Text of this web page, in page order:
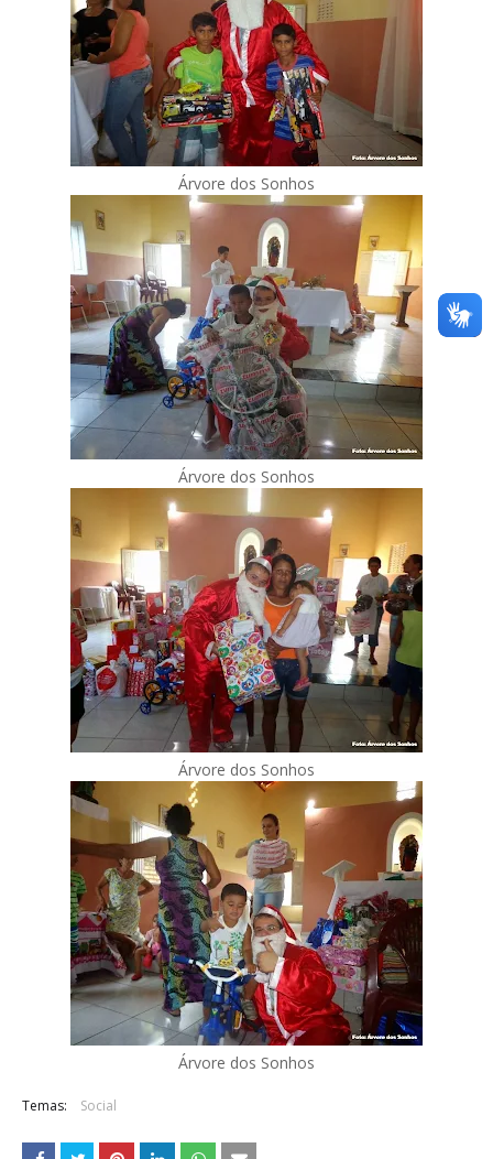
Árvore dos Sonhos
Árvore dos Sonhos
Árvore dos Sonhos
Árvore dos Sonhos
Temas: Social